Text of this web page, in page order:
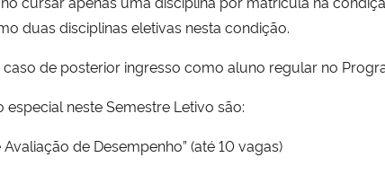
duas disciplinas eletivas nesta condição.
caso de posterior ingresso como aluno regular no
neste Semestre Letivo são:
de Desempenho” (até 10 vagas)